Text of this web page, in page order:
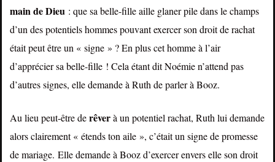
maindeDieu : que sa belle-fille aille glaner pile dans le champs
d’un des potentiels hommes pouvant exercer son droit de rachat
était peut être un « signe » ? En plus cet homme à l’air
d’apprécier sa belle-fille ! Cela étant dit Noémie n’attend pas
d’autres signes, elle demande à Ruth de parler à Booz.
Au lieu peut-être derêverà un potentiel rachat, Ruth lui demande
alors clairement « étends ton aile », c’était un signe de promesse
de mariage. Elle demande à Booz d’exercer envers elle son droit